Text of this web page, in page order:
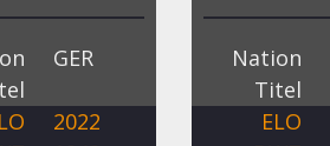
GER
2022
Nation
Titel
ELO